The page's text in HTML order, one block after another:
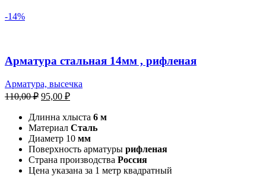
-14%
Арматура стальная 14мм , рифленая
Арматура, высечка
110,00₽ 95,00 ₽
Длинна хлыста 6 м
Материал Сталь
Диаметр 10 мм
Поверхность арматуры рифленая
Страна производства Россия
Цена указана за 1 метр квадратный